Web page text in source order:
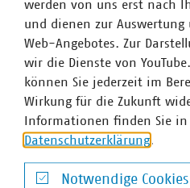
werden von uns erst nach
und dienen zur Auswertung
Web-Angebotes. Zur
wir die Dienste von
können Sie jederzeit im
Wirkung für die Zukunft
Informationen finden Sie in
Datenschutzerklärung.
Notwendige Cookies